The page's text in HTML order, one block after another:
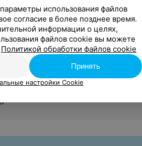
18+
использования файлов
согласие в более позднее время.
информации о целях,
файлов cookie вы можете
Политикой обработки файлов cookie
Принять
настройки Cookie